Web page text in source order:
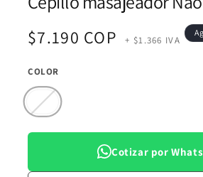
multimedia
ventana
Precio
habitual
$7.190 COP + $1.366 IVA
COLOR
Variante
agotada
no
disponible Cotizar por